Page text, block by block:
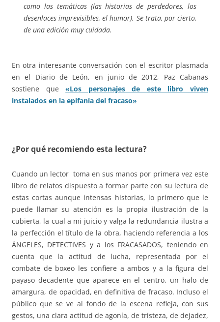
como las temáticas (las historias de perdedores, los
desenlaces imprevisibles, el humor). Se trata, por cierto,
de una edición muy cuidada.
En otra interesante conversación con el escritor plasmada
en el Diario de León, en junio de 2012, Paz Cabanas
sostiene que«Los personajes de este libro viven
instalados en la epifanía del fracaso»
¿Por qué recomiendo esta lectura?
Cuando un lector toma en sus manos por primera vez este
libro de relatos dispuesto a formar parte con su lectura de
estas cortas aunque intensas historias, lo primero que le
puede llamar su atención es la propia ilustración de la
cubierta, la cual a mi juicio y valga la redundancia ilustra a
la perfección el título de la obra, haciendo referencia a los
ÁNGELES, DETECTIVES y a los FRACASADOS, teniendo en
cuenta que la actitud de lucha, representada por el
combate de boxeo les confiere a ambos y a la figura del
payaso decadente que aparece en el centro, un halo de
amargura, de opacidad, en definitiva de fracaso. Incluso el
público que se ve al fondo de la escena refleja, con sus
gestos, una clara actitud de agonía, de tristeza, de dejadez,